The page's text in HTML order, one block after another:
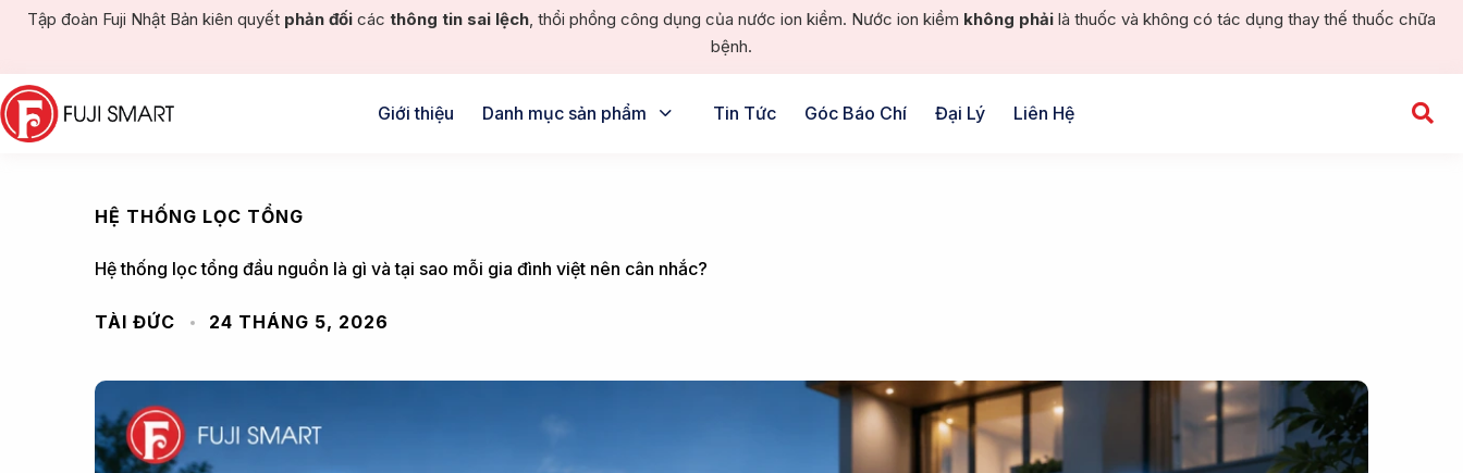
Tập đoàn Fuji Nhật Bản kiên quyết phản đối các thông tin sai lệch, thổi phồng công dụng của nước ion kiềm. Nước ion kiềm không phải là thuốc và không có tác dụng thay thế thuốc chữa
bệnh.
Giới thiệu Danh mục sản phẩm Tin Tức Góc Báo Chí Đại Lý Liên Hệ
HỆ THỐNG LỌC TỔNG
Hệ thống lọc tổng đầu nguồn là gì và tại sao mỗi gia đình việt nên cân nhắc?
TÀI ĐỨC 24 THÁNG 5, 2026